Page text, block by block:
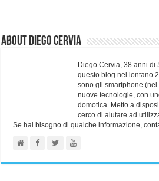
About Diego Cervia
Diego Cervia, 38 anni di
questo blog nel lontano
sono gli smartphone
nuove tecnologie, con
domotica. Metto a
cerco di aiutare ad
Se hai bisogno di qualche informazione,